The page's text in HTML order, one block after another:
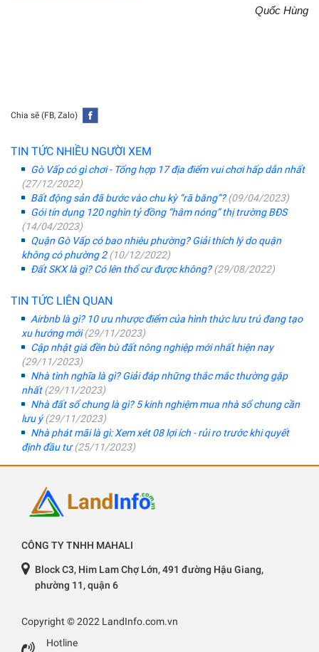
Quốc Hùng
Chia sẽ (FB, Zalo)
TIN TỨC NHIỀU NGƯỜI XEM
Gò Vấp có gì chơi - Tổng hợp 17 địa điểm vui chơi hấp dẫn nhất
(27/12/2022)
Bất động sản đã bước vào chu kỳ “rã băng”?(09/04/2023)
Gói tín dụng 120 nghìn tỷ đồng “hâm nóng” thị trường BĐS
(14/04/2023)
Quận Gò Vấp có bao nhiêu phường? Giải thích lý do quận
không có phường 2(10/12/2022)
Đất SKX là gì? Có lên thổ cư được không?(29/08/2022)
TIN TỨC LIÊN QUAN
Airbnb là gì? 10 ưu nhược điểm của hình thức lưu trú đang tạo
xu hướng mới(29/11/2023)
Cập nhật giá đền bù đất nông nghiệp mới nhất hiện nay
(29/11/2023)
Nhà tình nghĩa là gì? Giải đáp những thắc mắc thường gặp
nhất(29/11/2023)
Nhà đất sổ chung là gì? 5 kinh nghiệm mua nhà sổ chung cần
lưu ý(29/11/2023)
Nhà phát mãi là gì: Xem xét 08 lợi ích - rủi ro trước khi quyết
định đầu tư(25/11/2023)
CÔNG TY TNHH MAHALI
Block C3, Him Lam Chợ Lớn, 491 đường Hậu Giang,
phường 11, quận 6
Copyright © 2022 LandInfo.com.vn
Hotline